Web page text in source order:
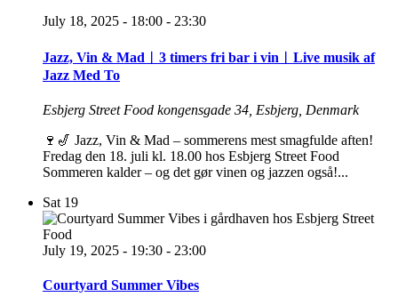
July 18, 2025 - 18:00 - 23:30
Jazz, Vin & Mad︱3 timers fri bar i vin︱Live musik af
Jazz Med To
Esbjerg Street Food kongensgade 34, Esbjerg, Denmark
🍷🎷 Jazz, Vin & Mad – sommerens mest smagfulde aften!
Fredag den 18. juli kl. 18.00 hos Esbjerg Street Food
Sommeren kalder – og det gør vinen og jazzen også!...
Sat 19
July 19, 2025 - 19:30 - 23:00
Courtyard Summer Vibes